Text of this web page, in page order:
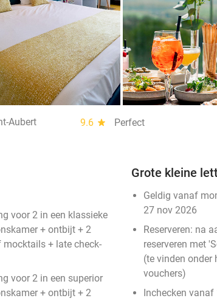
Aubert 9.6 star
Perfect
voor 2 in een klassieke
+ ontbijt + 2
+ late check-
voor 2 in een superior
+ ontbijt + 2
Grote kleine
Geldig vanaf
27 nov 2026
Reserveren: na
reserveren met
(te vinden onder
vouchers)
Inchecken vanaf